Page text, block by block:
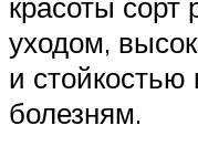
уходом,
и стойкостью
болезням.